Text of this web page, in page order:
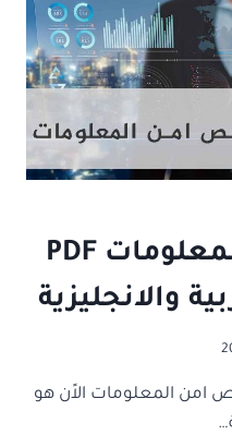
افضل كتب امن المعلومات PDF
امن المعلومات الاًن هو